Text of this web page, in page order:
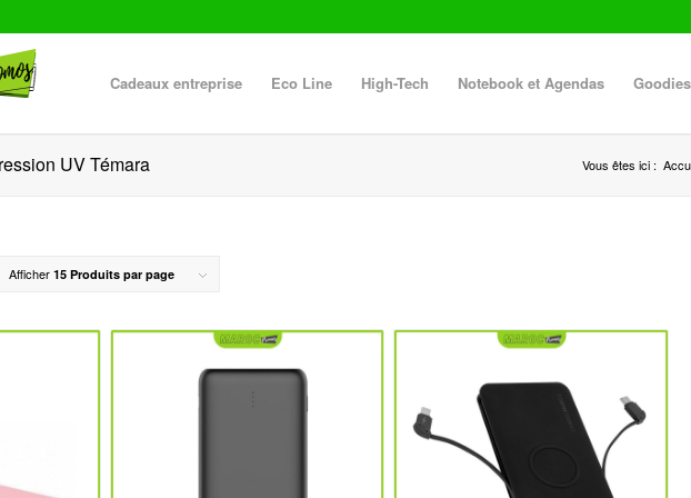
Cadeaux entreprise Eco Line High-Tech Notebook et Agendas Goodies
UV Témara Vous êtes ici :
Afficher15 Produits par page